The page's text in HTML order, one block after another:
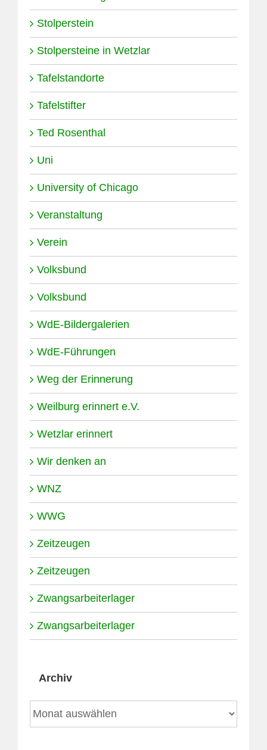
Stolperstein
Stolpersteine in Wetzlar
Tafelstandorte
Tafelstifter
Ted Rosenthal
Uni
University of Chicago
Veranstaltung
Verein
Volksbund
Volksbund
WdE-Bildergalerien
WdE-Führungen
Weg der Erinnerung
Weilburg erinnert e.V.
Wetzlar erinnert
Wir denken an
WNZ
WWG
Zeitzeugen
Zeitzeugen
Zwangsarbeiterlager
Zwangsarbeiterlager
Archiv
Archiv